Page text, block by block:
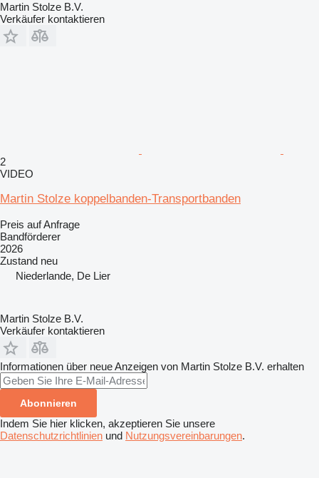
Martin Stolze B.V.
Verkäufer kontaktieren
2
VIDEO
Martin Stolze koppelbanden-Transportbanden
Preis auf Anfrage
Bandförderer
2026
Zustand neu
Niederlande, De Lier
Martin Stolze B.V.
Verkäufer kontaktieren
Informationen über neue Anzeigen von Martin Stolze B.V. erhalten
Abonnieren
Indem Sie hier klicken, akzeptieren Sie unsere
Datenschutzrichtlinien und Nutzungsvereinbarungen.